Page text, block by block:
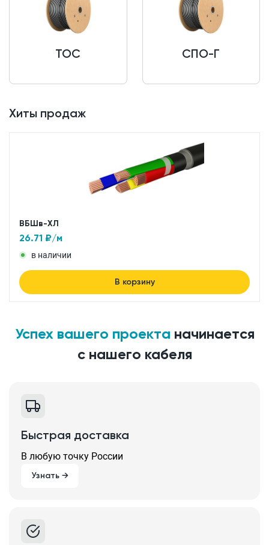
ТОС СПО-Г
Хиты продаж
ВБШв-ХЛ
26.71 ₽/м
в наличии
В корзину
Успех вашего проекта начинается
с нашего кабеля
Быстрая доставка
В любую точку России
Узнать →